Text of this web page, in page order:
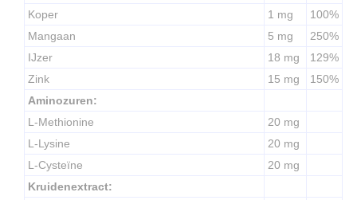
Koper
1 mg
100%
Mangaan
5 mg
250%
IJzer
18 mg
129%
Zink
15 mg
150%
Aminozuren:
L-Methionine
20 mg
L-Lysine
20 mg
L-Cysteïne
20 mg
Kruidenextract: